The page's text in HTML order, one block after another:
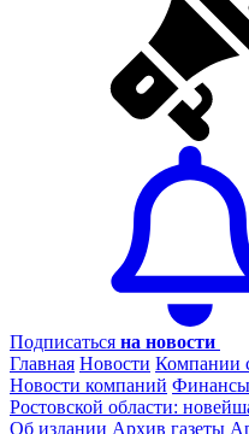
Подписаться на новости
Главная Новости Компании
Новости компаний Финансы
Ростовской области:
Об издании Архив газеты